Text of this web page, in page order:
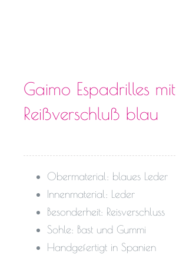
Gaimo Espadrilles mit
Reißverschluß blau
Obermaterial: blaues Leder
Innenmaterial: Leder
Besonderheit: Reisverschluss
Sohle: Bast und Gummi
Handgefertigt in Spanien